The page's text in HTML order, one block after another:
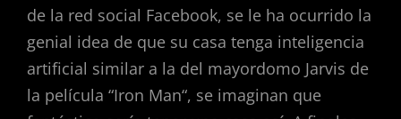
de la red social Facebook, se le ha ocurrido la
genial idea de que su casa tenga inteligencia
artificial similar a la del mayordomo Jarvis de
la película “Iron Man“, se imaginan que